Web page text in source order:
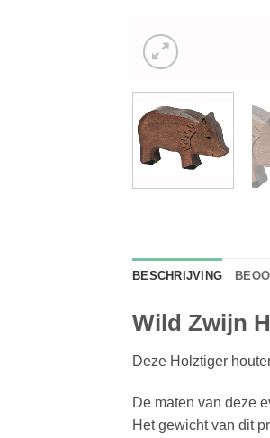
BESCHRIJVING
Wild Zwijn
Deze Holztiger
De maten van deze
Het gewicht van dit